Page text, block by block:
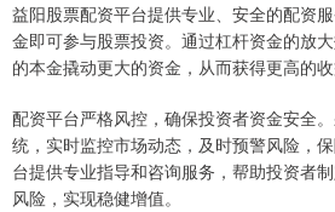
益阳股票配资平台提供专业、安全的配资
金即可参与股票投资。通过杠杆资金的放
的本金撬动更大的资金，从而获得更高的收
配资平台严格风控，确保投资者资金安全
统，实时监控市场动态，及时预警风险，
台提供专业指导和咨询服务，帮助投资者
风险，实现稳健增值。